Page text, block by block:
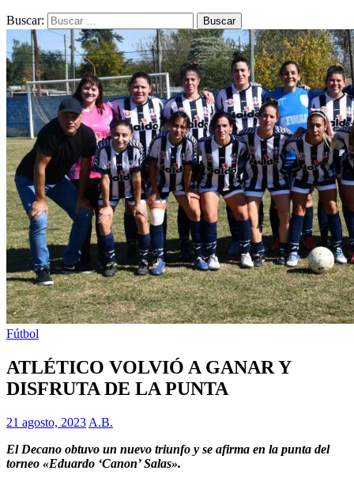
Buscar:
Fútbol
ATLÉTICO VOLVIÓ A GANAR Y
DISFRUTA DE LA PUNTA
21 agosto, 2023 A.B.
El Decano obtuvo un nuevo triunfo y se afirma en la punta del
torneo «Eduardo ‘Canon’ Salas».